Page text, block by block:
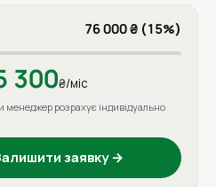
76 000 ₴ (15%)
300₴/міс
менеджер розрахує індивідуально
заявку →